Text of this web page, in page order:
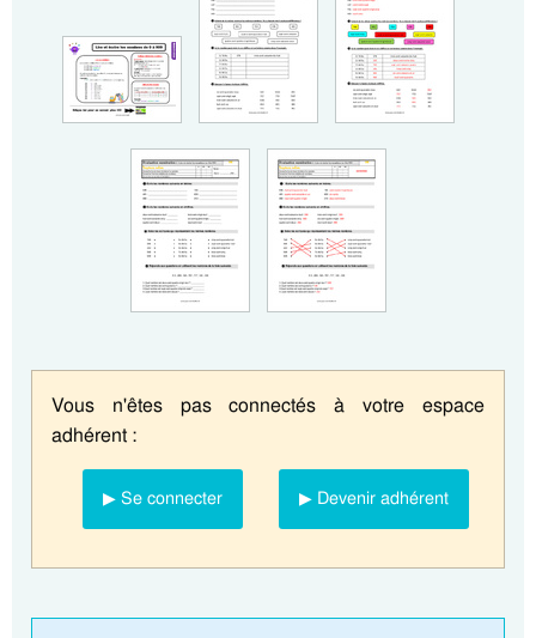
Vous n'êtes pas connectés à votre espace
adhérent :
▶ Se connecter ▶ Devenir adhérent